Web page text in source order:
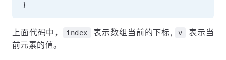
}
上面代码中， index 表示数组当前的下标, v
表示当
前元素的值。